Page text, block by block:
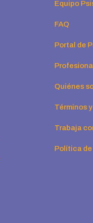
Equipo
FAQ
Portal de
Quiénes
Términos
Trabaja
Política